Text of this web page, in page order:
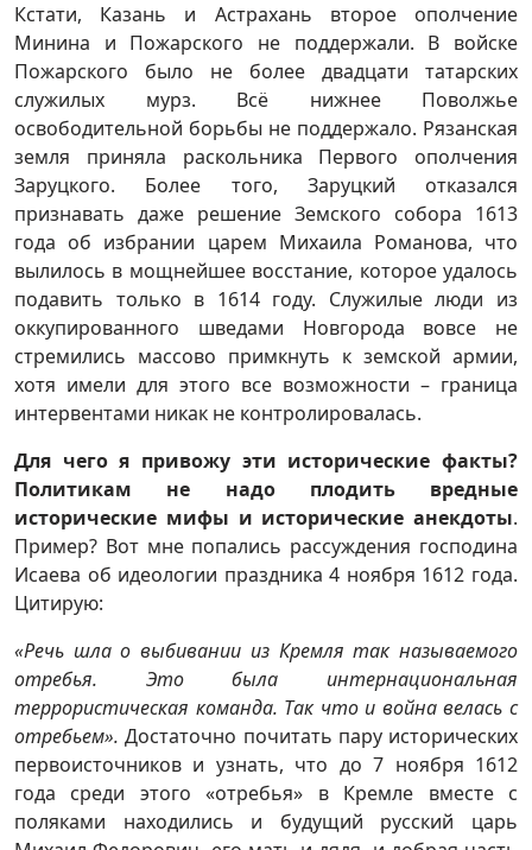
Кстати, Казань и Астрахань второе ополчение
Минина и Пожарского не поддержали. В войске
Пожарского было не более двадцати татарских
служилых мурз. Всё нижнее Поволжье
освободительной борьбы не поддержало. Рязанская
земля приняла раскольника Первого ополчения
Заруцкого. Более того, Заруцкий отказался
признавать даже решение Земского собора 1613
года об избрании царем Михаила Романова, что
вылилось в мощнейшее восстание, которое удалось
подавить только в 1614 году. Служилые люди из
оккупированного шведами Новгорода вовсе не
стремились массово примкнуть к земской армии,
хотя имели для этого все возможности – граница
интервентами никак не контролировалась.
Для чего я привожу эти исторические факты?
Политикам не надо плодить вредные
исторические мифы и исторические анекдоты.
Пример? Вот мне попались рассуждения господина
Исаева об идеологии праздника 4 ноября 1612 года.
Цитирую:
«Речь шла о выбивании из Кремля так называемого
отребья. Это была интернациональная
террористическая команда. Так что и война велась с
отребьем». Достаточно почитать пару исторических
первоисточников и узнать, что до 7 ноября 1612
года среди этого «отребья» в Кремле вместе с
поляками находились и будущий русский царь